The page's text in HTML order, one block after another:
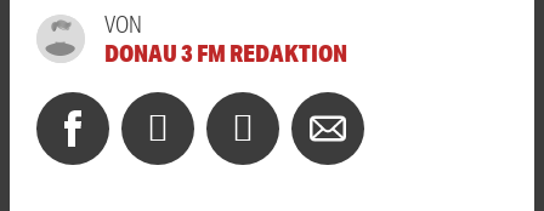
VON
DONAU 3 FM REDAKTION